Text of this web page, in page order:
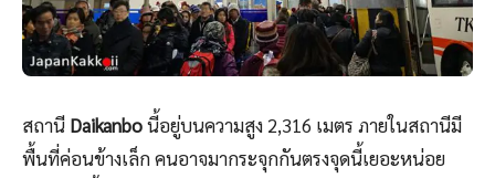
สถานี Daikanboนี้อยู่บนความสูง 2,316 เมตร ภายในสถานีมี
พื้นที่ค่อนข้างเล็ก คนอาจมากระจุกกันตรงจุดนี้เยอะหน่อย